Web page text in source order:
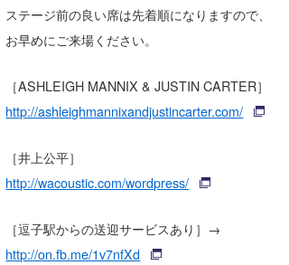
ステージ前の良い席は先着順になりますので、
お早めにご来場ください。
［ASHLEIGH MANNIX & JUSTIN CARTER］
http://ashleighmannixandjustincarter.com/
［井上公平］
http://wacoustic.com/wordpress/
［逗子駅からの送迎サービスあり］→
http://on.fb.me/1v7nfXd
waka☆=
小川予報士